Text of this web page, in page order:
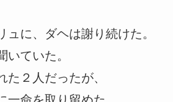
ュに、ダヘは謝り続けた。
いていた。
た２人だったが、